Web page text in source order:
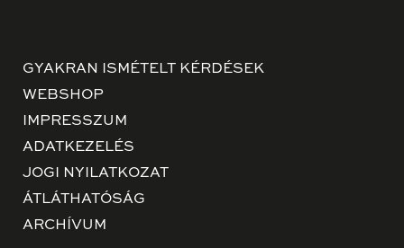
GYAKRAN ISMÉTELT KÉRDÉSEK
WEBSHOP
IMPRESSZUM
ADATKEZELÉS
JOGI NYILATKOZAT
ÁTLÁTHATÓSÁG
ARCHÍVUM